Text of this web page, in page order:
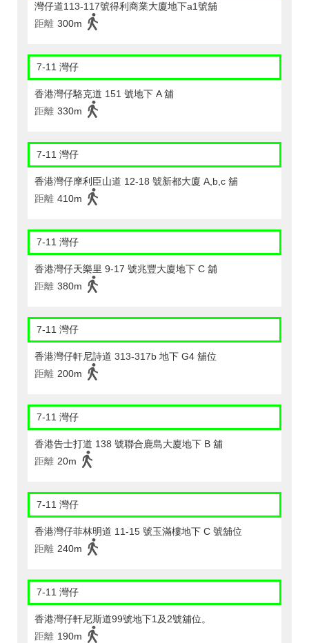
灣仔道113-117號得利商業大廈地下a1號舖
距離 300m
7-11 灣仔
香港灣仔駱克道 151 號地下 A 舖
距離 330m
7-11 灣仔
香港灣仔摩利臣山道 12-18 號新都大廈 A,b,c 舖
距離 410m
7-11 灣仔
香港灣仔天樂里 9-17 號兆豐大廈地下 C 舖
距離 380m
7-11 灣仔
香港灣仔軒尼詩道 313-317b 地下 G4 舖位
距離 200m
7-11 灣仔
香港告士打道 138 號聯合鹿島大廈地下 B 舖
距離 20m
7-11 灣仔
香港灣仔菲林明道 11-15 號玉滿樓地下 C 號舖位
距離 240m
7-11 灣仔
香港灣仔軒尼斯道99號地下1及2號舖位。
距離 190m